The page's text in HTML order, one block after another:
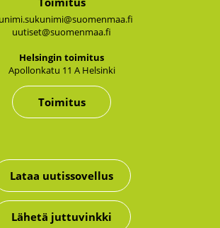
uutiset@suomenmaa.fi
Hel­sin­gin toi­mi­tus
Apol­lon­ka­tu 11 A Hel­sin­ki
Toimitus
Lataa uutissovellus
Lähetä juttuvinkki